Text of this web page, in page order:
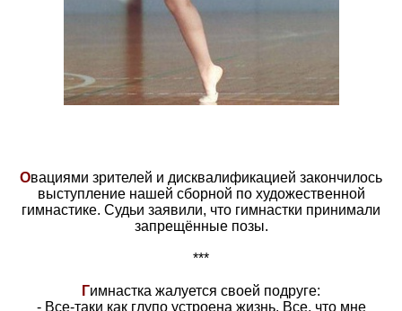
Овациями зрителей и дисквалификацией закончилось
выступление нашей сборной по художественной
гимнастике. Судьи заявили, что гимнастки принимали
запрещённые позы.
***
Гимнастка жалуется своей подруге:
- Все-таки как глупо устроена жизнь. Все, что мне